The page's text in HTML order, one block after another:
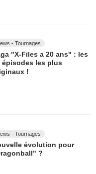
- Tournages
"X-Files a 20 ans" : les
épisodes les plus
!
- Tournages
évolution pour
?